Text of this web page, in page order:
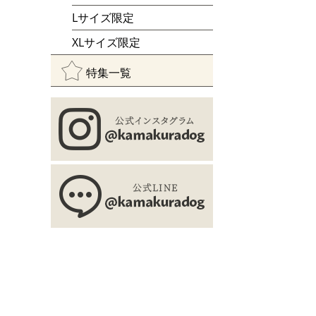
Lサイズ限定
XLサイズ限定
特集一覧